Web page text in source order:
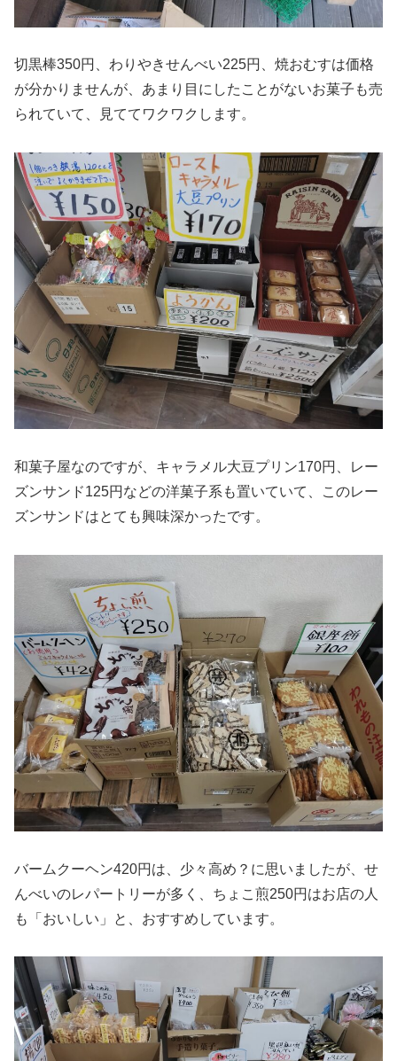
切黒棒350円、わりやきせんべい225円、焼おむすは価格
が分かりませんが、あまり目にしたことがないお菓子も売
られていて、見ててワクワクします。
和菓子屋なのですが、キャラメル大豆プリン170円、レー
ズンサンド125円などの洋菓子系も置いていて、このレー
ズンサンドはとても興味深かったです。
バームクーヘン420円は、少々高め？に思いましたが、せ
んべいのレパートリーが多く、ちょこ煎250円はお店の人
も「おいしい」と、おすすめしています。